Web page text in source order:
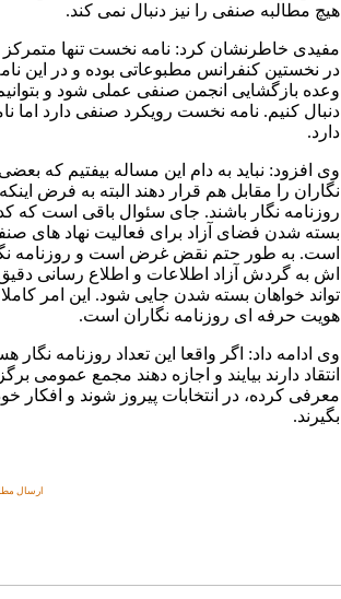
هیچ مطالبه صنفی را نیز دنبال نمی کند.
مفیدی خاطرنشان کرد: نامه نخست تنها
در نخستین کنفرانس مطبوعاتی بوده و در این
وعده بازگشایی انجمن صنفی عملی شود و
دنبال کنیم. نامه نخست رویکرد صنفی دارد اما
دارد.
وی افزود: نباید به دام این مساله بیفتیم که
نگاران را مقابل هم قرار دهند البته به فرض
روزنامه نگار باشند. جای سئوال باقی است که
بسته شدن فضای آزاد برای فعالیت نهاد های
است. به طور حتم نقض غرض است و روزنامه
اش به گردش آزاد اطلاعات و اطلاع رسانی
تواند خواهان بسته شدن جایی شود. این امر
هویت حرفه ای روزنامه نگاران است.
وی ادامه داد: اگر واقعا این تعداد روزنامه نگار
انتقاد دارند بیایند و اجازه دهند مجمع عمومی
معرفی کرده، در انتخابات پیروز شوند و افکار
بگیرند.
ارسال